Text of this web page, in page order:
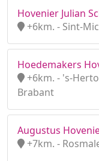
Hovenier Julian
+6km. - Sint-
Hoedemakers
+6km. - 's-
Brabant
Augustus
+7km. -